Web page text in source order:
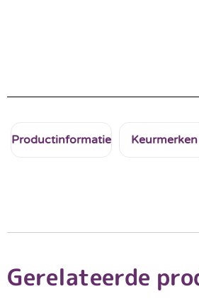
Productinformatie Keurmerken
Gerelateerde